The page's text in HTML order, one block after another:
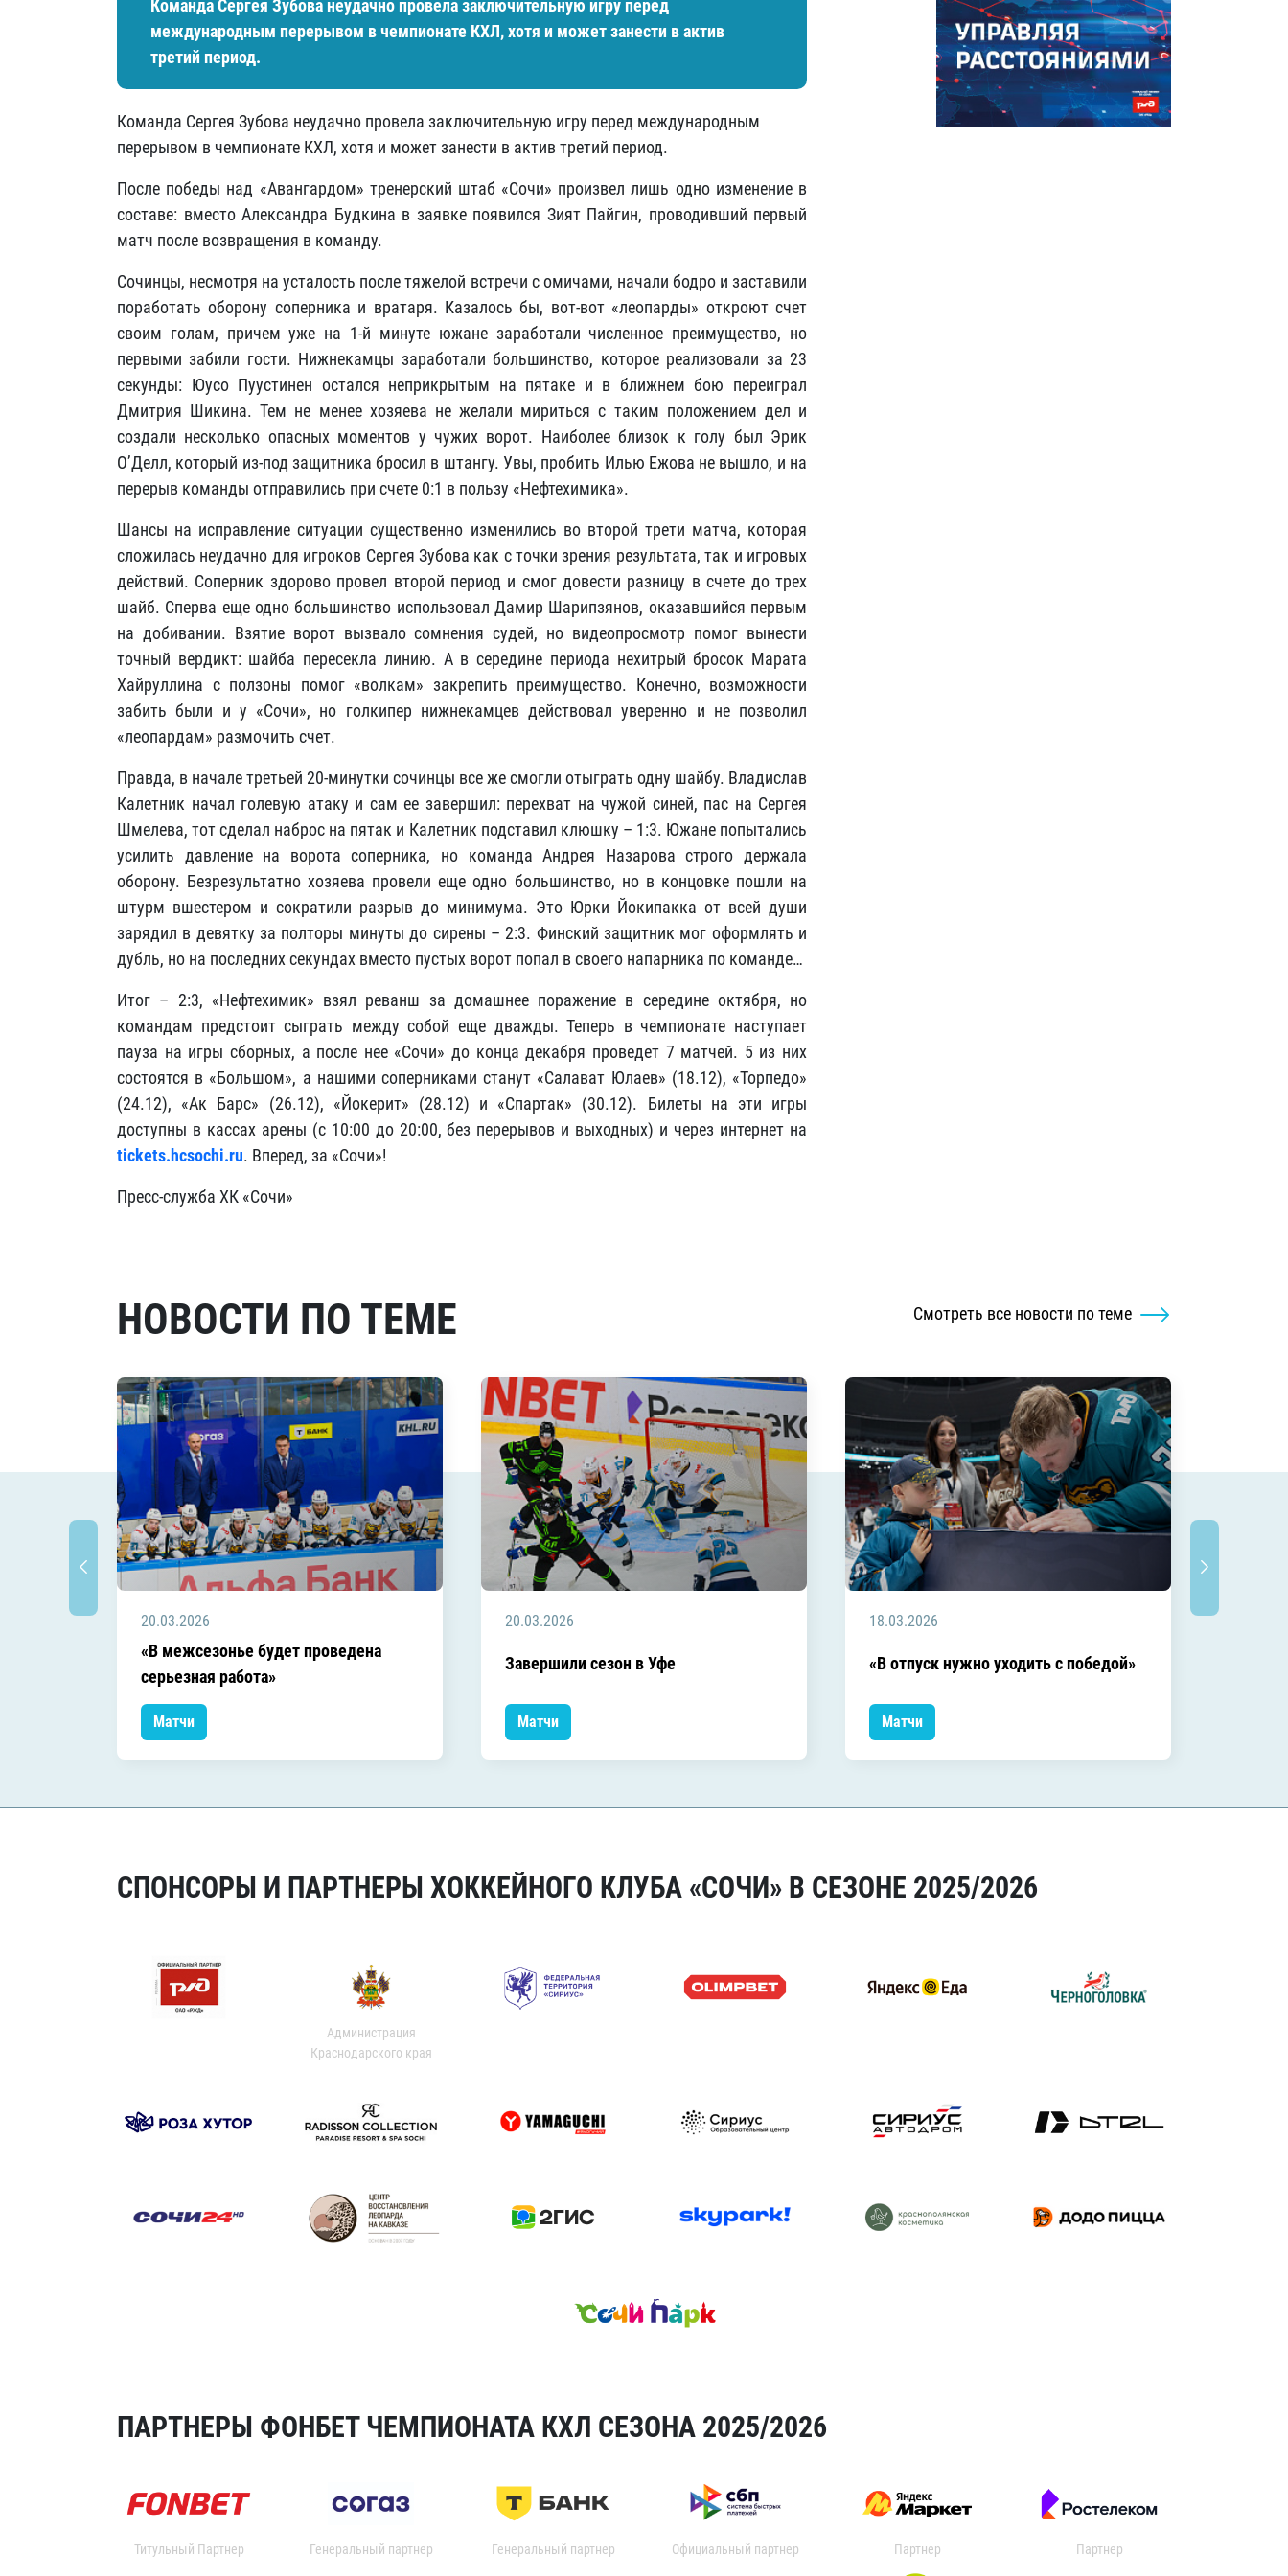
Команда Сергея Зубова неудачно провела заключительную игру перед
международным перерывом в чемпионате КХЛ, хотя и может занести в актив
третий период.
Команда Сергея Зубова неудачно провела заключительную игру перед международным
перерывом в чемпионате КХЛ, хотя и может занести в актив третий период.
После победы над «Авангардом» тренерский штаб «Сочи» произвел лишь одно изменение в
составе: вместо Александра Будкина в заявке появился Зият Пайгин, проводивший первый
матч после возвращения в команду.
Сочинцы, несмотря на усталость после тяжелой встречи с омичами, начали бодро и заставили
поработать оборону соперника и вратаря. Казалось бы, вот-вот «леопарды» откроют счет
своим голам, причем уже на 1-й минуте южане заработали численное преимущество, но
первыми забили гости. Нижнекамцы заработали большинство, которое реализовали за 23
секунды: Юусо Пуустинен остался неприкрытым на пятаке и в ближнем бою переиграл
Дмитрия Шикина. Тем не менее хозяева не желали мириться с таким положением дел и
создали несколько опасных моментов у чужих ворот. Наиболее близок к голу был Эрик
О’Делл, который из-под защитника бросил в штангу. Увы, пробить Илью Ежова не вышло, и на
перерыв команды отправились при счете 0:1 в пользу «Нефтехимика».
Шансы на исправление ситуации существенно изменились во второй трети матча, которая
сложилась неудачно для игроков Сергея Зубова как с точки зрения результата, так и игровых
действий. Соперник здорово провел второй период и смог довести разницу в счете до трех
шайб. Сперва еще одно большинство использовал Дамир Шарипзянов, оказавшийся первым
на добивании. Взятие ворот вызвало сомнения судей, но видеопросмотр помог вынести
точный вердикт: шайба пересекла линию. А в середине периода нехитрый бросок Марата
Хайруллина с ползоны помог «волкам» закрепить преимущество. Конечно, возможности
забить были и у «Сочи», но голкипер нижнекамцев действовал уверенно и не позволил
«леопардам» размочить счет.
Правда, в начале третьей 20-минутки сочинцы все же смогли отыграть одну шайбу. Владислав
Калетник начал голевую атаку и сам ее завершил: перехват на чужой синей, пас на Сергея
Шмелева, тот сделал наброс на пятак и Калетник подставил клюшку – 1:3. Южане попытались
усилить давление на ворота соперника, но команда Андрея Назарова строго держала
оборону. Безрезультатно хозяева провели еще одно большинство, но в концовке пошли на
штурм вшестером и сократили разрыв до минимума. Это Юрки Йокипакка от всей души
зарядил в девятку за полторы минуты до сирены – 2:3. Финский защитник мог оформлять и
дубль, но на последних секундах вместо пустых ворот попал в своего напарника по команде…
Итог – 2:3, «Нефтехимик» взял реванш за домашнее поражение в середине октября, но
командам предстоит сыграть между собой еще дважды. Теперь в чемпионате наступает
пауза на игры сборных, а после нее «Сочи» до конца декабря проведет 7 матчей. 5 из них
состоятся в «Большом», а нашими соперниками станут «Салават Юлаев» (18.12), «Торпедо»
(24.12), «Ак Барс» (26.12), «Йокерит» (28.12) и «Спартак» (30.12). Билеты на эти игры
доступны в кассах арены (с 10:00 до 20:00, без перерывов и выходных) и через интернет на
tickets.hcsochi.ru. Вперед, за «Сочи»!
Пресс-служба ХК «Сочи»
НОВОСТИ ПО ТЕМЕ Смотреть все новости по теме
20.03.2026
«В межсезонье будет проведена
серьезная работа»
Матчи
20.03.2026
Завершили сезон в Уфе
Матчи
18.03.2026
«В отпуск нужно уходить с победой»
Матчи
СПОНСОРЫ И ПАРТНЕРЫ ХОККЕЙНОГО КЛУБА «СОЧИ» В СЕЗОНЕ 2025/2026
Администрация
Краснодарского края
ПАРТНЕРЫ ФОНБЕТ ЧЕМПИОНАТА КХЛ СЕЗОНА 2025/2026
Титульный Партнер Генеральный партнер Генеральный партнер Официальный партнер Партнер Партнер